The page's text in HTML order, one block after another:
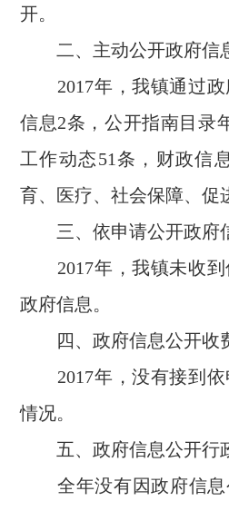
开。
二、主动公开政府信
2017年，我镇通过政
信息2条，公开指南目录
工作动态51条，财政信
育、医疗、社会保障、促
三、依申请公开政府
2017年，我镇未收到
政府信息。
四、政府信息公开收
2017年，没有接到依
情况。
五、政府信息公开行
全年没有因政府信息